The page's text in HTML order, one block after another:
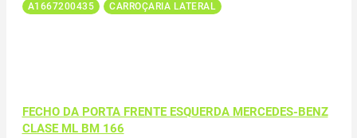
A1667200435 CARROÇARIA LATERAL
FECHO DA PORTA FRENTE ESQUERDA MERCEDES-BENZ
CLASE ML BM 166